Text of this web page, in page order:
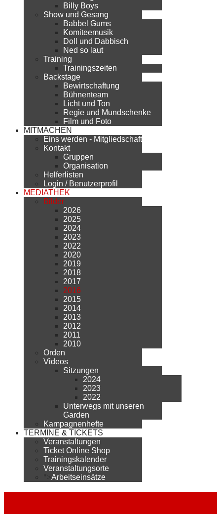
Billy Boys
Show und Gesang
Babbel Gums
Komiteemusik
Doll und Dabbisch
Ned so laut
Training
Trainingszeiten
Backstage
Bewirtschaftung
Bühnenteam
Licht und Ton
Regie und Mundschenke
Film und Foto
MITMACHEN
Eins werden - Mitgliedschaft
Kontakt
Gruppen
Organisation
Helferlisten
Login / Benutzerprofil
MEDIATHEK
Bilder
2026
2025
2024
2023
2022
2020
2019
2018
2017
2016
2015
2014
2013
2012
2011
2010
Orden
Videos
Sitzungen
2024
2023
2022
Unterwegs mit unseren
Garden
Kampagnenhefte
TERMINE & TICKETS
Veranstaltungen
Ticket Online Shop
Trainingskalender
Veranstaltungsorte
">Arbeitseinsätze